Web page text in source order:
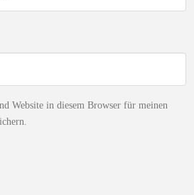
Website in diesem Browser für meinen